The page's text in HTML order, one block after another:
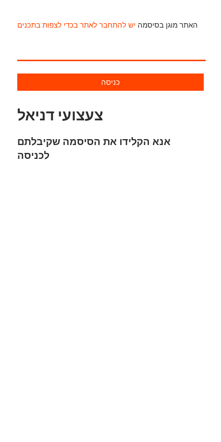
האתר מוגן בסיסמה יש להתחבר לאתר בכדי לצפות בתכנים
כניסה
צעצועי דניאל
אנא הקלידו את הסיסמה שקיבלתם
לכניסה